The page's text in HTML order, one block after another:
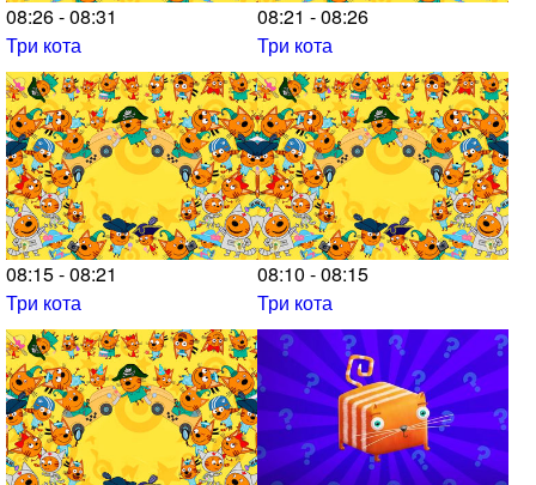
08:26 - 08:31
Три кота
08:21 - 08:26
Три кота
08:15 - 08:21
Три кота
08:10 - 08:15
Три кота